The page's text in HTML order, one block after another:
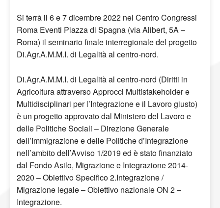
Si terrà il 6 e 7 dicembre 2022 nel Centro Congressi
Roma Eventi Piazza di Spagna (via Alibert, 5A –
Roma) il seminario finale interregionale del progetto
Di.Agr.A.M.M.I. di Legalità al centro-nord.
Di.Agr.A.M.M.I. di Legalità al centro-nord (Diritti in
Agricoltura attraverso Approcci Multistakeholder e
Multidisciplinari per l’Integrazione e il Lavoro giusto)
è un progetto approvato dal Ministero del Lavoro e
delle Politiche Sociali – Direzione Generale
dell’Immigrazione e delle Politiche d’Integrazione
nell’ambito dell’Avviso 1/2019 ed è stato finanziato
dal Fondo Asilo, Migrazione e Integrazione 2014-
2020 – Obiettivo Specifico 2.Integrazione /
Migrazione legale – Obiettivo nazionale ON 2 –
Integrazione.